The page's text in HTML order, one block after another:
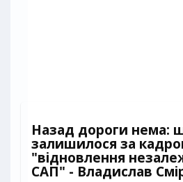
Назад дороги нема:
залишилося за
"відновлення
САП" - Владислав